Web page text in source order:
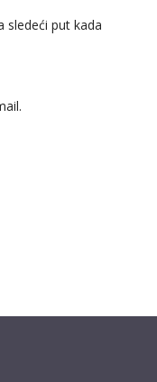
sledeći put kada